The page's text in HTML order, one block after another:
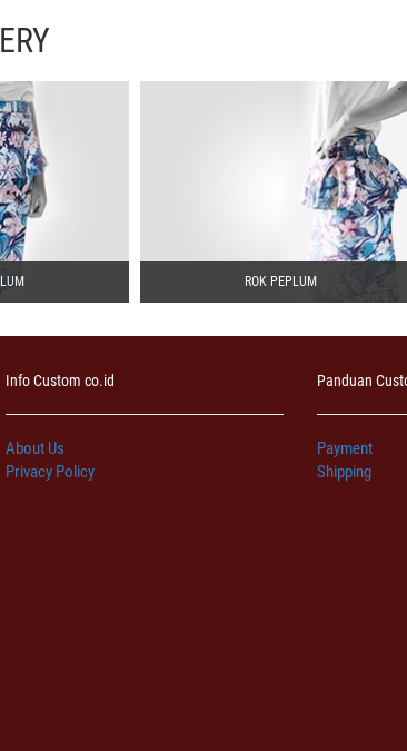
ROK PEPLUM
Info Custom co.id
About Us
Privacy Policy
Panduan
Payment
Shipping